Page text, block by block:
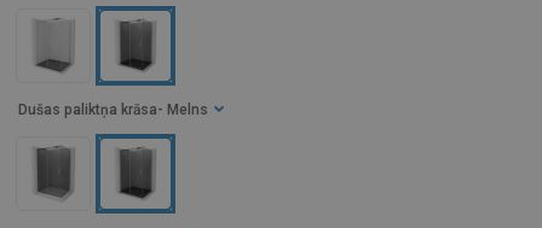
Dušas paliktņa krāsa - Melns